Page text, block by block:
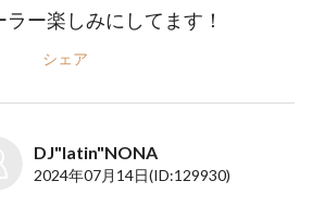
ラー楽しみにしてます！
シェア
DJ"latin"NONA
2024年07月14日(ID:129930)